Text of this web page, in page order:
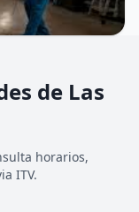
de Las
horarios,
ITV.